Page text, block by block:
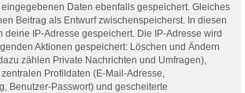
Daten ebenfalls gespeichert. Gleiches
Beitrag als Entwurf zwischenspeicherst. In diesen
deine IP-Adresse gespeichert. Die IP-Adresse wird
Aktionen gespeichert: Löschen und Ändern
zählen Private Nachrichten und Umfragen),
Profildaten (E-Mail-Adresse,
Benutzer-Passwort) und gescheiterte